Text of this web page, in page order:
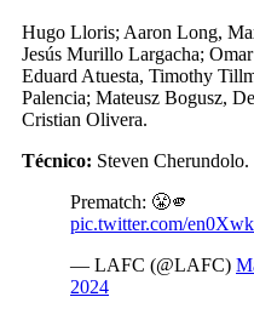
Hugo Lloris; Aaron Long,
Jesús Murillo Largacha;
Eduard Atuesta, Timothy
Palencia; Mateusz Bogusz,
Cristian Olivera.
Técnico: Steven Cherundolo.
Prematch: 😤🫵
pic.twitter.com/
— LAFC (@LAFC)
2024